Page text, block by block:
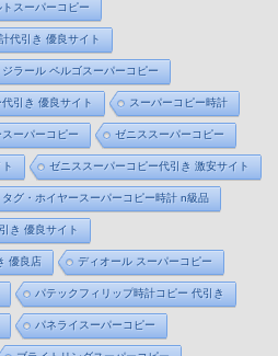
スーパーコピー
代引き 優良サイト
ジラール ペルゴスーパーコピー
引き 優良サイト スーパーコピー時計
スーパーコピー ゼニススーパーコピー
ゼニススーパーコピー代引き 激安サイト
タグ・ホイヤースーパーコピー時計 n級品
き 優良サイト
優良店 ディオール スーパーコピー
パテックフィリップ時計コピー 代引き
パネライスーパーコピー